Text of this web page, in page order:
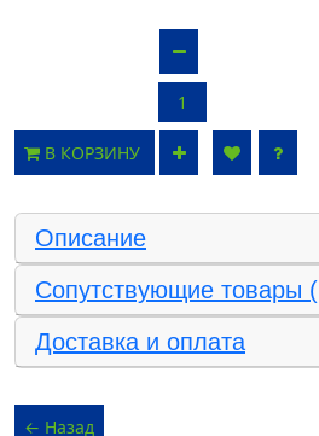
В КОРЗИНУ
Описание
Сопутствующие товары
Доставка и оплата